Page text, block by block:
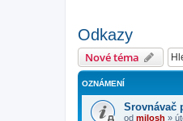
Odkazy
Nové téma
OZNÁMENÍ
Srovnávač
od milosh »